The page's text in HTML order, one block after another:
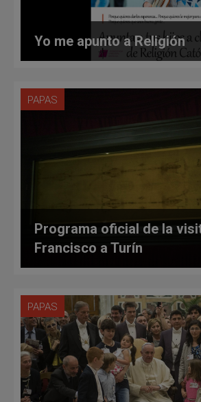
Yo me apunto a Religión
PAPAS
Programa oficial de la
Francisco a Turín
PAPAS